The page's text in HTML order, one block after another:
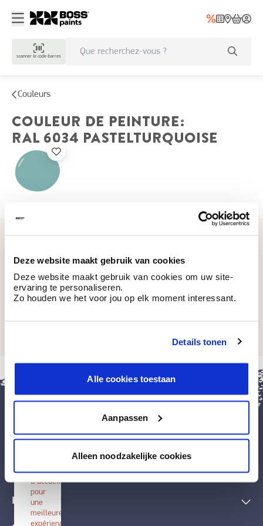
Deze website maakt gebruik van cookies
Deze website maakt gebruik van cookies om uw site-
ervaring te personaliseren.
Zo houden we het voor jou op elk moment interessant.
Details tonen
Alle cookies toestaan
Aanpassen
Alleen noodzakelijke cookies
scanner le code-barres
Couleurs
COULEUR DE PEINTURE:
RAL 6034 PASTELTURQUOISE
Techniques décoratives
Inspiration
BOSS
application
écran
d'accueil
pour
une
meilleure
expérience.
fermer